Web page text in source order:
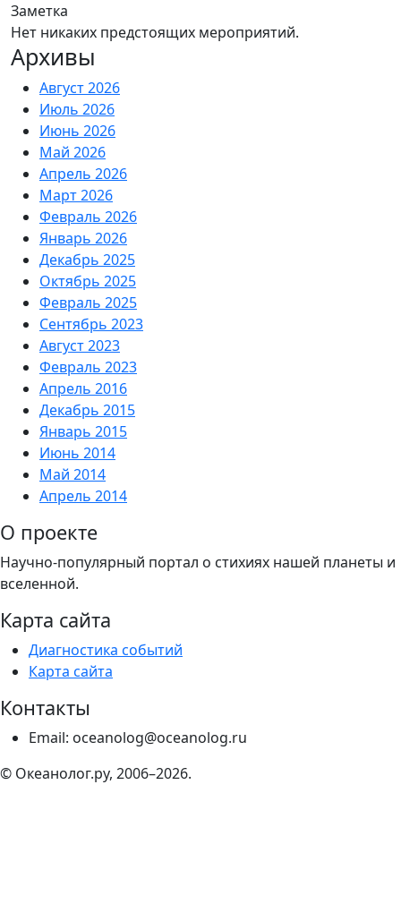
Заметка
Нет никаких предстоящих мероприятий.
Архивы
Август 2026
Июль 2026
Июнь 2026
Май 2026
Апрель 2026
Март 2026
Февраль 2026
Январь 2026
Декабрь 2025
Октябрь 2025
Февраль 2025
Сентябрь 2023
Август 2023
Февраль 2023
Апрель 2016
Декабрь 2015
Январь 2015
Июнь 2014
Май 2014
Апрель 2014
О проекте
Научно-популярный портал о стихиях нашей планеты и
вселенной.
Карта сайта
Диагностика событий
Карта сайта
Контакты
Email: oceanolog@oceanolog.ru
© Океанолог.ру, 2006–2026.